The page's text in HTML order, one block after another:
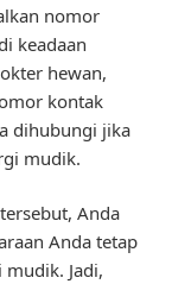
nomor
keadaan
hewan,
kontak
dihubungi jika
mudik.
Anda
Anda tetap
Jadi,